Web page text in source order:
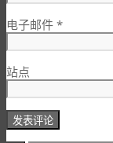
电子邮件 *
站点